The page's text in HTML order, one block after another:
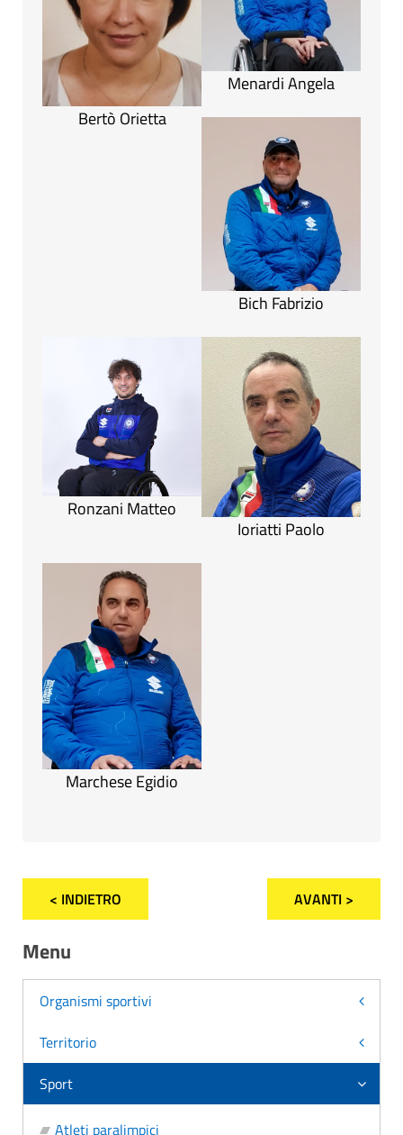
Bertò Orietta
Menardi Angela
Bich Fabrizio
Ronzani Matteo
Ioriatti Paolo
Marchese Egidio
< INDIETRO AVANTI >
Menu
Organismi sportivi
Territorio
Sport
Atleti paralimpici